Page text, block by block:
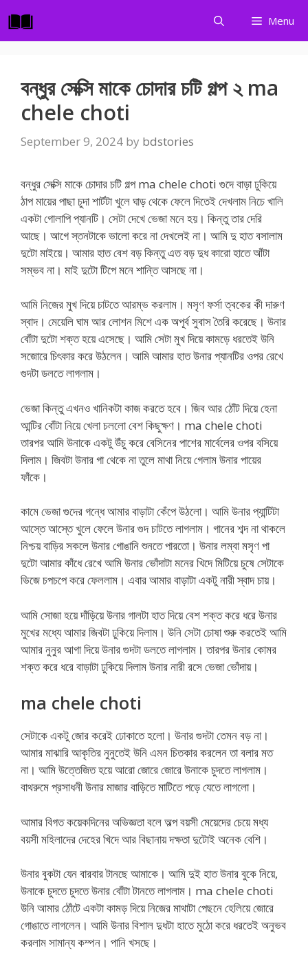
to
content
Menu
বন্ধুর সেক্সি মাকে চোদার চটি গল্প ২ ma
chele choti
September 9, 2024 by bdstories
বন্ধুর সেক্সি মাকে চোদার চটি গল্প ma chele choti গুদে বাড়া ঢুকিয়ে
ঠাপ মায়ের পাছা চুদা শার্টটা খুলে ঘাড় থেকে ফেলে দিতেই দেখলাম নিচে খালি
একটা গোলাপি প্যানটি। সেটা দেখে ভেজা মনে হয়। কিন্তু তার দেরি
আছে। আগে স্তনটাকে ভালো করে না দেখলেই না। আমি দু হাত বসালাম
দুটো মাইয়ে। আমার হাত বেশ বড় কিন্তু এত বড় দুধ কারো হাতে আঁটা
সম্ভব না। মাই দুটো টিপে মনে শান্তি আসছে না।
আমি নিজের মুখ দিয়ে চাটতে আরম্ভ করলাম। মসৃণ ফর্সা ত্বকের কী দারুণ
স্বাদ। মেয়েলি ঘাম আর লোশন মিশে এক অপূর্ব সুবাস তৈরি করেছে। উনার
বোঁটা দুটো শক্ত হয়ে এসেছে। আমি সেটা মুখ দিয়ে কামড়ে ধরতেই উনি
সজোরে চিৎকার করে উঠলেন। আমি আমার হাত উনার প্যানটির ওপর রেখে
গুদটা ডলতে লাগলাম।
ভেজা কিন্তু এখনও খানিকটা কাজ করতে হবে। জিব আর ঠোঁট দিয়ে হেনা
আন্টির বোঁটা নিয়ে খেলা চললো বেশ কিছুক্ষণ। ma chele choti
তারপর আমি উনাকে একটু উঁচু করে বেসিনের পাশের মার্বেলের ওপর বসিয়ে
দিলাম। জিবটা উনার গা থেকে না তুলে মাথা নিয়ে গেলাম উনার পায়ের
ফাঁকে।
কামে ভেজা গুদের গন্ধে আমার বাড়াটা কেঁপে উঠলো। আমি উনার প্যান্টিটা
আস্তে আস্তে খুলে ফেলে উনার গুদ চাটতে লাগলাম। গানের শব্দ না থাকলে
নিশ্চয় বাড়ির সকলে উনার গোঙানি শুনতে পারতো। উনার লম্বা মসৃণ পা
দুটো আমার কাঁধে রেখে আমি উনার ভোঁদাটা মনের খিদে মিটিয়ে চুষে সেটাকে
ভিজে চপচপে করে ফেললাম। এবার আমার বাড়াটা একটু নারী স্বাদ চায়।
আমি সোজা হয়ে দাঁড়িয়ে উনার গালটা হাত দিয়ে বেশ শক্ত করে ধরে উনার
মুখের মধ্যে আমার জিবটা ঢুকিয়ে দিলাম। উনি সেটা চোষা শুরু করতেই আমি
আমার নুনুর আগা দিয়ে উনার গুদটা ডলতে লাগলাম। তারপর উনার কোমর
শক্ত করে ধরে বাড়াটা ঢুকিয়ে দিলাম উনার নারী রসে ভেজা ভোঁদায়।
ma chele choti
সেটাকে একটু জোর করেই ঢোকাতে হলো। উনার গুদটা তেমন বড় না।
আমার মাঝারি আকৃতির নুনুতেই উনি এমন চিতকার করলেন তা বলার মত
না। আমি উত্তেজিত হয়ে আরো জোরে জোরে উনাকে চুদতে লাগলাম।
বাথরুমে প্রসাধনী উনার মাজার বাড়িতে মাটিতে পড়ে যেতে লাগলো।
আমার বিগত কয়েকদিনের অভিজ্ঞতা বলে অল্প বয়সী মেয়েদের চেয়ে মধ্য
বয়সী মহিলাদের দেহের খিদে আর বিছানায় দক্ষতা দুটোই অনেক বেশি।
উনার বুকটা যেন বারবার টানছে আমাকে। আমি দুই হাত উনার বুকে নিয়ে,
উনাকে চুদতে চুদতে উনার বোঁটা টানতে লাগলাম। ma chele choti
উনি আমার ঠোঁটে একটা কামড় দিয়ে নিজের মাথাটা পেছনে হেলিয়ে জোরে
গোঙাতে লাগলেন। আমি উনার বিশাল দুধটা হাতে মুঠো করে ধরতেই অনুভব
করলাম সামান্য কম্পন। পানি খসছে।